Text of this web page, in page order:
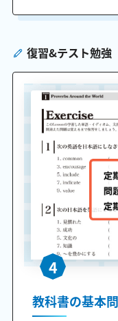
復習&テスト勉強
4
教科書の基本